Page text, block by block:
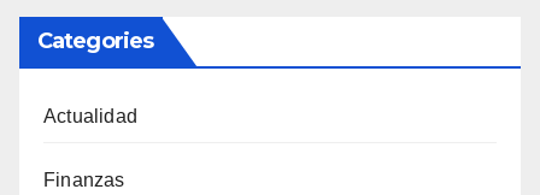
Categories
Actualidad
Finanzas